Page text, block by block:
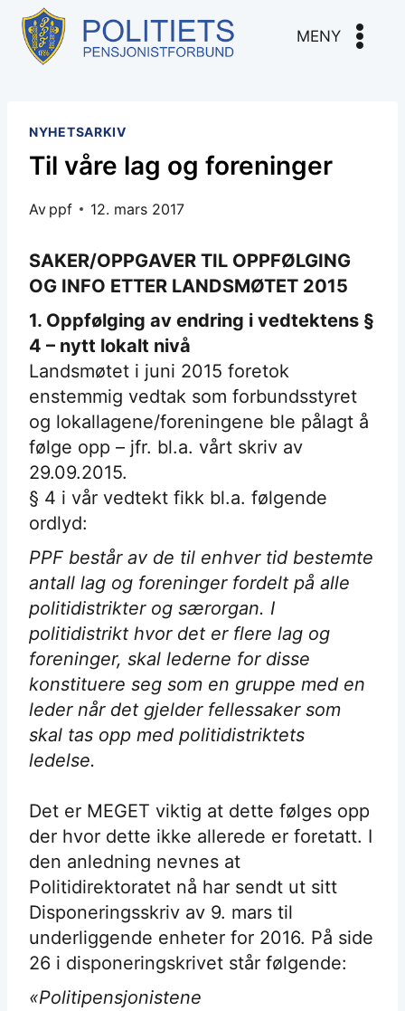
Skip
content
MENY
NYHETSARKIV
Til våre lag og foreninger
Av ppf 12. mars 2017
SAKER/OPPGAVER TIL OPPFØLGING
OG INFO ETTER LANDSMØTET 2015
1. Oppfølging av endring i vedtektens §
4 – nytt lokalt nivå
Landsmøtet i juni 2015 foretok
enstemmig vedtak som forbundsstyret
og lokallagene/foreningene ble pålagt å
følge opp – jfr. bl.a. vårt skriv av
29.09.2015.
§ 4 i vår vedtekt fikk bl.a. følgende
ordlyd:
PPF består av de til enhver tid bestemte
antall lag og foreninger fordelt på alle
politidistrikter og særorgan. I
politidistrikt hvor det er flere lag og
foreninger, skal lederne for disse
konstituere seg som en gruppe med en
leder når det gjelder fellessaker som
skal tas opp med politidistriktets
ledelse.
Det er MEGET viktig at dette følges opp
der hvor dette ikke allerede er foretatt. I
den anledning nevnes at
Politidirektoratet nå har sendt ut sitt
Disponeringsskriv av 9. mars til
underliggende enheter for 2016. På side
26 i disponeringskrivet står følgende:
«Politipensjonistene